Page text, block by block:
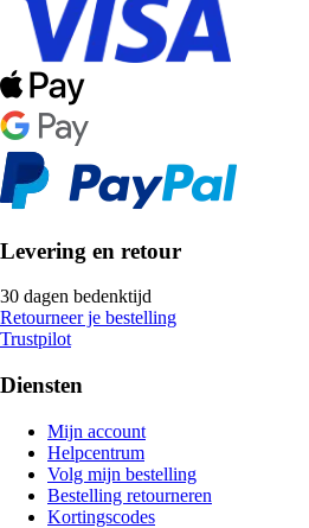
Levering en retour
30 dagen bedenktijd
Retourneer je bestelling
Trustpilot
Diensten
Mijn account
Helpcentrum
Volg mijn bestelling
Bestelling retourneren
Kortingscodes